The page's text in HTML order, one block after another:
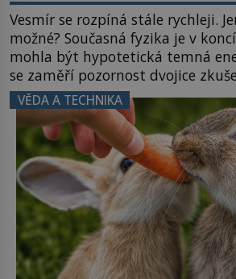
Vesmír se rozpíná stále rychleji.
možné? Současná fyzika je v
mohla být hypotetická temná
se zaměří pozornost dvojice
Namísto ní ale objeví něco
hmatatelnějšího. Naprosto
Astronomové Pedro
mravenčí prací zkoumají
Průzkumu temné energie […]
VĚDA A TECHNIKA